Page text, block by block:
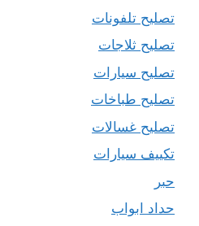
تصليح تلفونات
تصليح ثلاجات
تصليح سيارات
تصليح طباخات
تصليح غسالات
تكييف سيارات
حبر
حداد ابواب